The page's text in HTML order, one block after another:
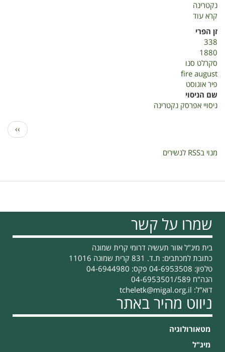
נקטרינה
קרא עוד
זן הפרי
338
1880
סקרלט סנו
fire august
פיר אוגוסט
שם הניסוי
ניסויי אפרסק נקטרינה
הדף
הבא
››
מנוי בRSS לנשירים
שמרו על קשר
בית מיג"ל אזור תעשיה דרומי קרית שמונה
כתובת למכתבים: ת.ד. 831 קרית שמונה 11016
טלפון: 04-6953508 פקס: 04-6944980
הנה"ח 04-6953501/589
דוא"ל: tcheletk@migal.org.il
ניווט מהיר באתר
מטאורולוגיה
מיג"ל